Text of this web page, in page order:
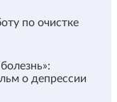
по очистке
о депрессии